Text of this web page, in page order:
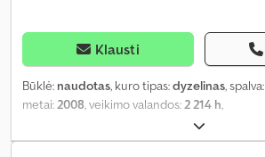
Klausti
Būklė: naudotas, kuro tipas:dyzelinas, spalva:
metai:2008, veikimo valandos:2 214 h,